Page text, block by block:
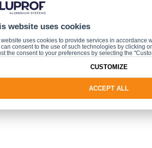
z.B. in einem
2 - 25 mm. Für dieses System sind
Sie werden mithilfe von
Bestandteil der
zur Verfügung.
website uses cookies
uses cookies to provide services in accordance
can consent to the use of such technologies by clicking
the consent to your preferences by selecting the
ACCEPT ALL
CUSTOMIZE